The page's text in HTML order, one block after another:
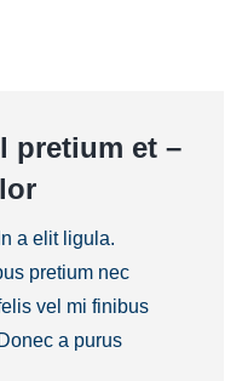
pretium et –
a elit ligula.
pretium nec
vel mi finibus
a purus